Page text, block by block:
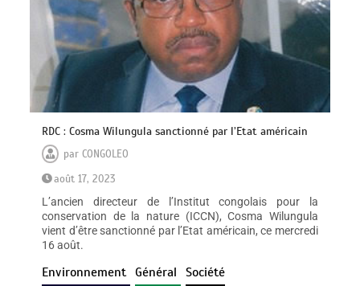
RDC : Cosma Wilungula sanctionné par l’Etat américain
parCONGOLEO
août 17, 2023
L’ancien directeur de l’Institut congolais pour la
conservation de la nature (ICCN), Cosma Wilungula
vient d’être sanctionné par l’Etat américain, ce mercredi
16 août.
Environnement Général Société